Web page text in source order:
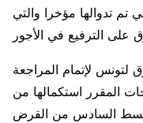
تم تدوالها مؤخرا والتي
لتونس لإتمام المراجعة
المقرر استكمالها من
السادس من القرض